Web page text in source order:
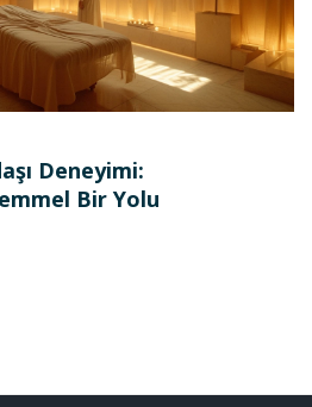
Deneyimi:
Bir Yolu